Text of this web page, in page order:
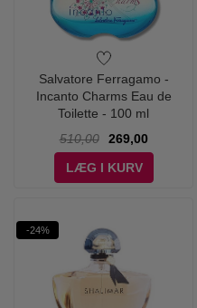
Salvatore Ferragamo -
Incanto Charms Eau de
Toilette - 100 ml
510,00
269,00
LÆG I KURV
-24%